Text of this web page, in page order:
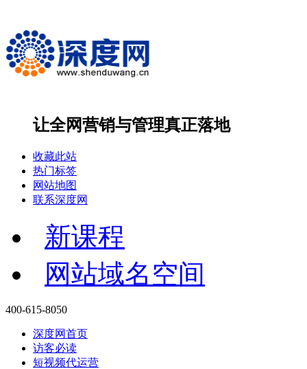
让全网营销与管理真正落地
收藏此站
热门标签
网站地图
联系深度网
新课程
网站域名空间
400-615-8050
深度网首页
访客必读
短视频代运营